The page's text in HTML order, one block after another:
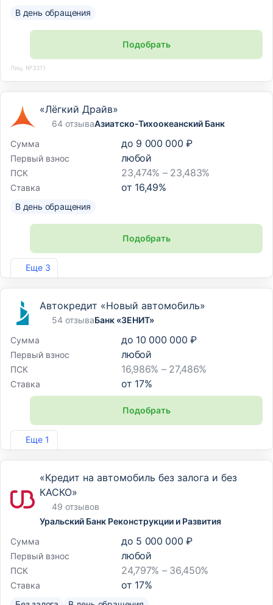
В день обращения
Подобрать
Лиц. №3311
Еще 3
«Лёгкий Драйв»
64 отзываАзиатско-Тихоокеанский Банк
Сумма
до 9 000 000 ₽
Первый взнос любой
ПСК 23,474% – 23,483%
Ставка от 16,49%
В день обращения
Подобрать
Лиц. №1810
Еще 1
Автокредит «Новый автомобиль»
54 отзываБанк «ЗЕНИТ»
Сумма
до 10 000 000 ₽
Первый взнос любой
ПСК 16,986% – 27,486%
Ставка от 17%
Подобрать
Лиц. №3255
«Кредит на автомобиль без залога и без
КАСКО»
49 отзывов
Уральский Банк Реконструкции и Развития
Сумма
до 5 000 000 ₽
Первый взнос любой
ПСК 24,797% – 36,450%
Ставка от 17%